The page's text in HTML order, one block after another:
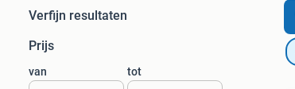
Verfijn resultaten
Prijs
van tot